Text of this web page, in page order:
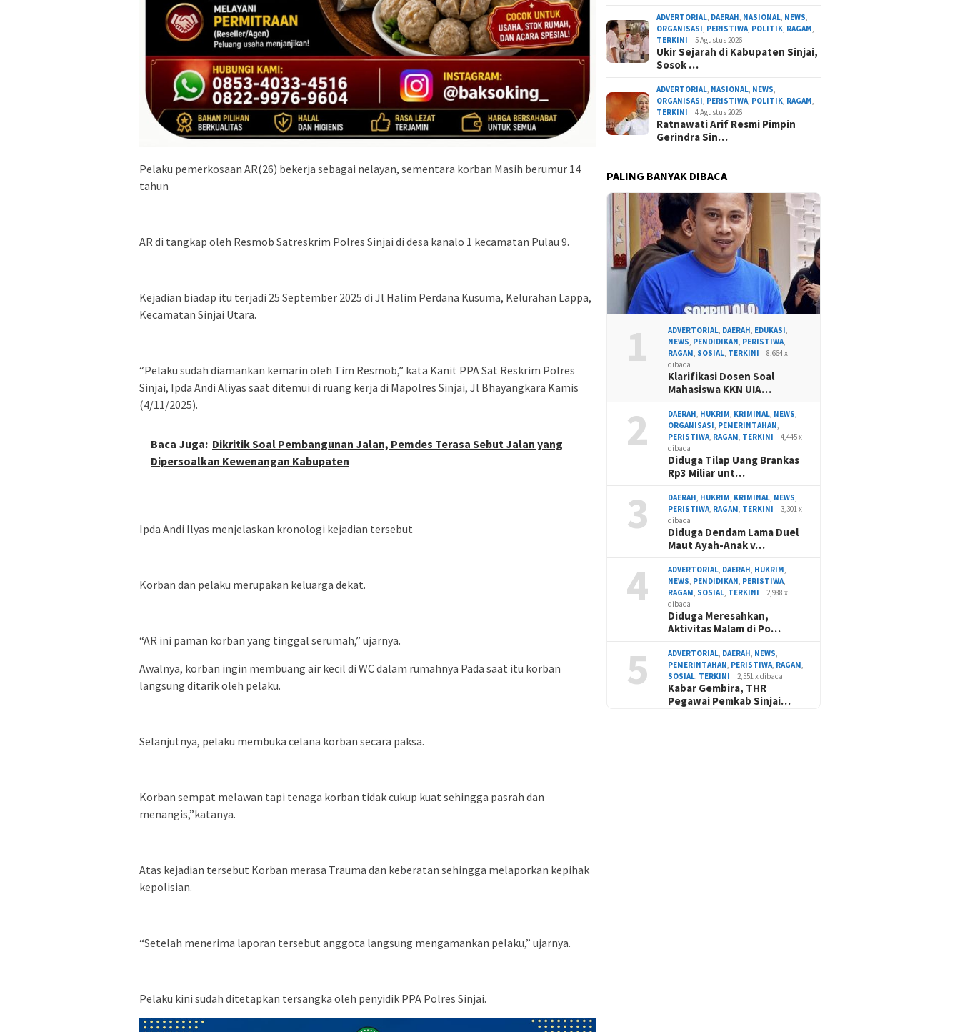
Pelaku pemerkosaan AR(26) bekerja sebagai nelayan, sementara korban Masih berumur 14
tahun
AR di tangkap oleh Resmob Satreskrim Polres Sinjai di desa kanalo 1 kecamatan Pulau 9.
Kejadian biadap itu terjadi 25 September 2025 di Jl Halim Perdana Kusuma, Kelurahan Lappa,
Kecamatan Sinjai Utara.
“Pelaku sudah diamankan kemarin oleh Tim Resmob,” kata Kanit PPA Sat Reskrim Polres
Sinjai, Ipda Andi Aliyas saat ditemui di ruang kerja di Mapolres Sinjai, Jl Bhayangkara Kamis
(4/11/2025).
Baca Juga: Dikritik Soal Pembangunan Jalan, Pemdes Terasa Sebut Jalan yang
Dipersoalkan Kewenangan Kabupaten
Ipda Andi Ilyas menjelaskan kronologi kejadian tersebut
Korban dan pelaku merupakan keluarga dekat.
“AR ini paman korban yang tinggal serumah,” ujarnya.
Awalnya, korban ingin membuang air kecil di WC dalam rumahnya Pada saat itu korban
langsung ditarik oleh pelaku.
Selanjutnya, pelaku membuka celana korban secara paksa.
Korban sempat melawan tapi tenaga korban tidak cukup kuat sehingga pasrah dan
menangis,”katanya.
Atas kejadian tersebut Korban merasa Trauma dan keberatan sehingga melaporkan kepihak
kepolisian.
“Setelah menerima laporan tersebut anggota langsung mengamankan pelaku,” ujarnya.
Pelaku kini sudah ditetapkan tersangka oleh penyidik PPA Polres Sinjai.
ADVERTORIAL DAERAH NASIONAL NEWS
ORGANISASI PERISTIWA POLITIK RAGAM
TERKINI
5 Agustus 2026
Ukir Sejarah di Kabupaten Sinjai,
Sosok …
ADVERTORIAL NASIONAL NEWS
ORGANISASI PERISTIWA POLITIK RAGAM
TERKINI
4 Agustus 2026
Ratnawati Arif Resmi Pimpin
Gerindra Sin…
PALING BANYAK DIBACA
1 ADVERTORIAL DAERAH EDUKASI
NEWS PENDIDIKAN PERISTIWA
RAGAM SOSIAL TERKINI
8,664 x
dibaca
Klarifikasi Dosen Soal
Mahasiswa KKN UIA…
2 DAERAH HUKRIM KRIMINAL NEWS
ORGANISASI PEMERINTAHAN
PERISTIWA RAGAM TERKINI
4,445 x
dibaca
Diduga Tilap Uang Brankas
Rp3 Miliar unt…
3 DAERAH HUKRIM KRIMINAL NEWS
PERISTIWA RAGAM TERKINI
3,301 x
dibaca
Diduga Dendam Lama Duel
Maut Ayah-Anak v…
4 ADVERTORIAL DAERAH HUKRIM
NEWS PENDIDIKAN PERISTIWA
RAGAM SOSIAL TERKINI
2,988 x
dibaca
Diduga Meresahkan,
Aktivitas Malam di Po…
5 ADVERTORIAL DAERAH NEWS
PEMERINTAHAN PERISTIWA RAGAM
SOSIAL TERKINI 2,551 x dibaca
Kabar Gembira, THR
Pegawai Pemkab Sinjai…